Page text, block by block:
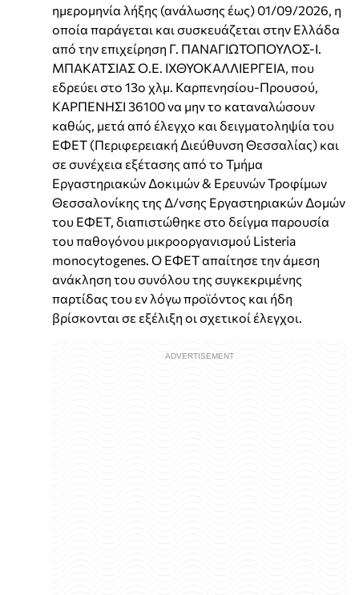
ημερομηνία λήξης (ανάλωσης έως) 01/09/2026, η
οποία παράγεται και συσκευάζεται στην Ελλάδα
από την επιχείρηση Γ. ΠΑΝΑΓΙΩΤΟΠΟΥΛΟΣ-Ι.
ΜΠΑΚΑΤΣΙΑΣ Ο.Ε. ΙΧΘΥΟΚΑΛΛΙΕΡΓΕΙΑ, που
εδρεύει στο 13ο χλμ. Καρπενησίου-Προυσού,
ΚΑΡΠΕΝΗΣΙ 36100 να μην το καταναλώσουν
καθώς, μετά από έλεγχο και δειγματοληψία του
ΕΦΕΤ (Περιφερειακή Διεύθυνση Θεσσαλίας) και
σε συνέχεια εξέτασης από το Τμήμα
Εργαστηριακών Δοκιμών & Ερευνών Τροφίμων
Θεσσαλονίκης της Δ/νσης Εργαστηριακών Δομών
του ΕΦΕΤ, διαπιστώθηκε στο δείγμα παρουσία
του παθογόνου μικροοργανισμού Listeria
monocytogenes. Ο ΕΦΕΤ απαίτησε την άμεση
ανάκληση του συνόλου της συγκεκριμένης
παρτίδας του εν λόγω προϊόντος και ήδη
βρίσκονται σε εξέλιξη οι σχετικοί έλεγχοι.